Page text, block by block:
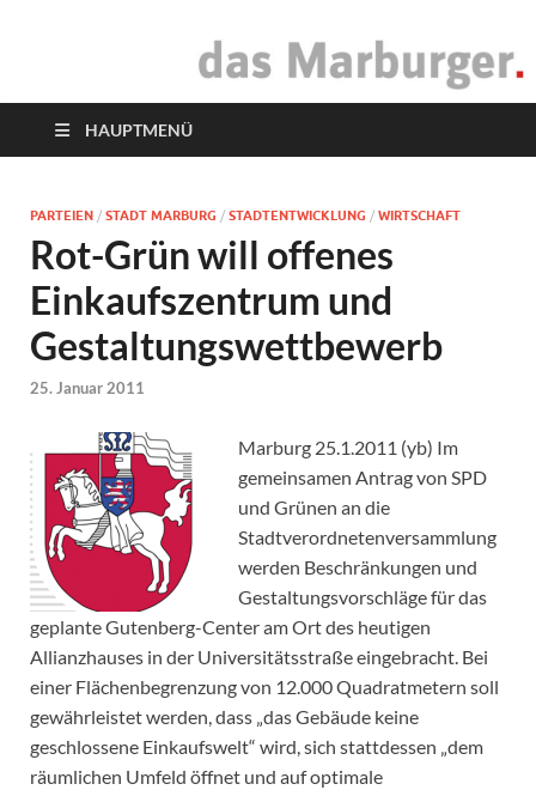
das Marburger.
HAUPTMENÜ
PARTEIEN / STADT MARBURG / STADTENTWICKLUNG / WIRTSCHAFT
Rot-Grün will offenes
Einkaufszentrum und
Gestaltungswettbewerb
25. Januar 2011
Marburg 25.1.2011 (yb) Im
gemeinsamen Antrag von SPD
und Grünen an die
Stadtverordnetenversammlung
werden Beschränkungen und
Gestaltungsvorschläge für das
geplante Gutenberg-Center am Ort des heutigen
Allianzhauses in der Universitätsstraße eingebracht. Bei
einer Flächenbegrenzung von 12.000 Quadratmetern soll
gewährleistet werden, dass „das Gebäude keine
geschlossene Einkaufswelt“ wird, sich stattdessen „dem
räumlichen Umfeld öffnet und auf optimale